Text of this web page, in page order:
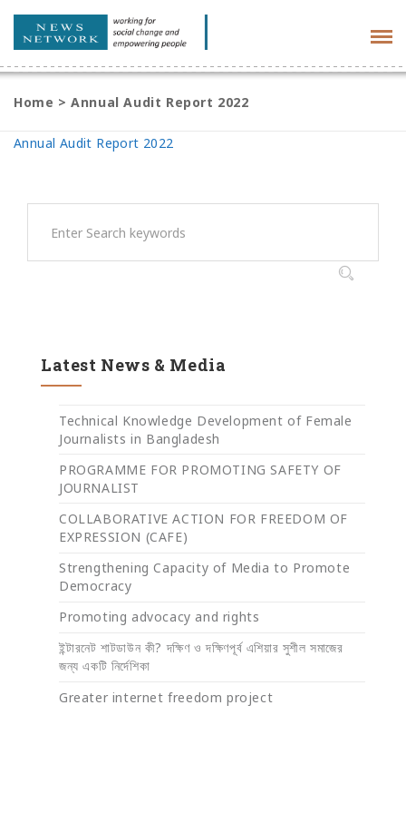
Home >Annual Audit Report 2022
Annual Audit Report 2022
Latest News & Media
Technical Knowledge Development of Female
Journalists in Bangladesh
PROGRAMME FOR PROMOTING SAFETY OF
JOURNALIST
COLLABORATIVE ACTION FOR FREEDOM OF
EXPRESSION (CAFE)
Strengthening Capacity of Media to Promote
Democracy
Promoting advocacy and rights
ইন্টারনেট শাটডাউন কী? দক্ষিণ ও দক্ষিণপূর্ব এশিয়ার সুশীল সমাজের
জন্য একটি নির্দেশিকা
Greater internet freedom project